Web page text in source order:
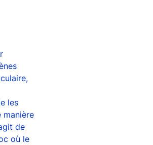
les
manière
de
où le